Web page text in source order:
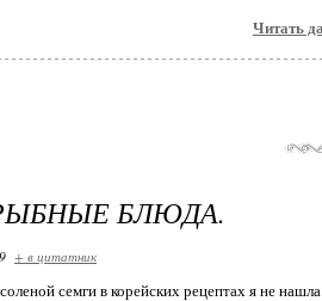
Читать
БЛЮДА.
+ в цитатник
семги в корейских рецептах я не